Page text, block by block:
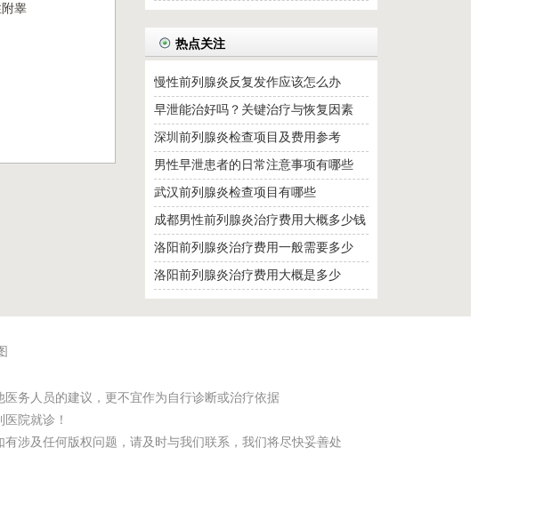
睾
热点关注
慢性前列腺炎反复发作应该怎么办
早泄能治好吗？关键治疗与恢复因素
深圳前列腺炎检查项目及费用参考
男性早泄患者的日常注意事项有哪些
武汉前列腺炎检查项目有哪些
成都男性前列腺炎治疗费用大概多少钱
洛阳前列腺炎治疗费用一般需要多少
洛阳前列腺炎治疗费用大概是多少
务人员的建议，更不宜作为自行诊断或治疗依据
院就诊！
涉及任何版权问题，请及时与我们联系，我们将尽快妥善处